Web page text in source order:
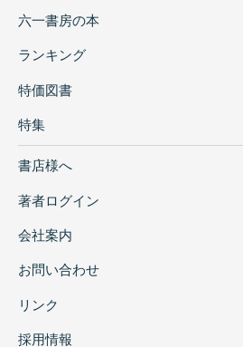
六一書房の本
ランキング
特価図書
特集
書店様へ
著者ログイン
会社案内
お問い合わせ
リンク
採用情報